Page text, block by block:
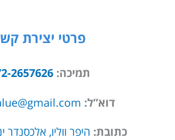
פרטי יצירת
תמיכה:2657626
דוא”ל:
כתובת: היפר ווליו, אלכסנדר ינאי 2